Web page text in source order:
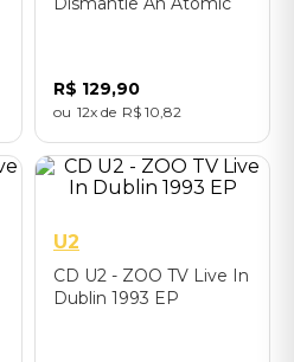
Importado
R$ 129,90
12 R$ 10 82
U2
CD U2 - ZOO TV Live In
Dublin 1993 EP